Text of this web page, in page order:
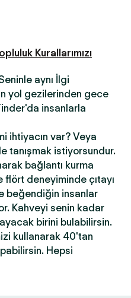
Kurallarımızı
aynı İlgi
yol gezilerinden gece
insanlarla
ihtiyacın var? Veya
tanışmak istiyorsundur.
bağlantı kurma
flört deneyiminde çıtayı
beğendiğin insanlar
Kahveyi senin kadar
birini bulabilirsin.
kullanarak 40'tan
Hepsi